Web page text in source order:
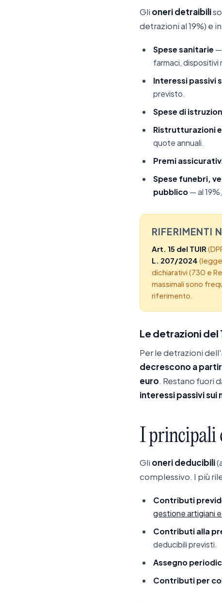
Gli oneri detraibili
detrazioni al 19%) e
Spese sanitarie —
farmaci, dispositivi
Interessi passivi
previsto.
Spese di
Ristrutturazioni
quote annuali.
Premi
Spese funebri,
pubblico— al
RIFERIMENTI
Art. 15 del TUIR
L. 207/2024
dichiarativi (730 e
massimali sono
riferimento.
Le detrazioni del
Per le detrazioni
decrescono a
euro. Restano fuori
interessi passivi sui
Iprincipali
Gli oneri deducibili
complessivo. I più
Contributi
gestione artigiani
Contributi alla
deducibili previsti.
Assegno
Contributi per